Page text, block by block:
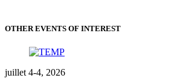
OTHER EVENTS OF INTEREST
juillet 4-4, 2026